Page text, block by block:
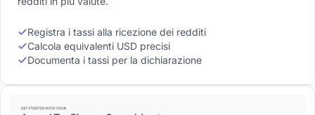
Registra i tassi alla ricezione dei redditi
Calcola equivalenti USD precisi
Documenta i tassi per la dichiarazione